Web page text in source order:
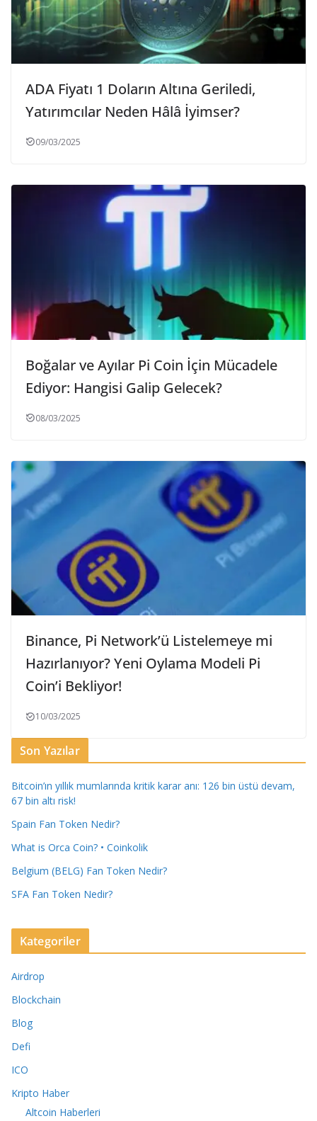
ADA Fiyatı 1 Doların Altına Geriledi,
Yatırımcılar Neden Hâlâ İyimser?
09/03/2025
Boğalar ve Ayılar Pi Coin İçin Mücadele
Ediyor: Hangisi Galip Gelecek?
08/03/2025
Binance, Pi Network’ü Listelemeye mi
Hazırlanıyor? Yeni Oylama Modeli Pi
Coin’i Bekliyor!
10/03/2025
Son Yazılar
Bitcoin’ın yıllık mumlarında kritik karar anı: 126 bin üstü devam,
67 bin altı risk!
Spain Fan Token Nedir?
What is Orca Coin? • Coinkolik
Belgium (BELG) Fan Token Nedir?
SFA Fan Token Nedir?
Kategoriler
Airdrop
Blockchain
Blog
Defi
ICO
Kripto Haber
Altcoin Haberleri